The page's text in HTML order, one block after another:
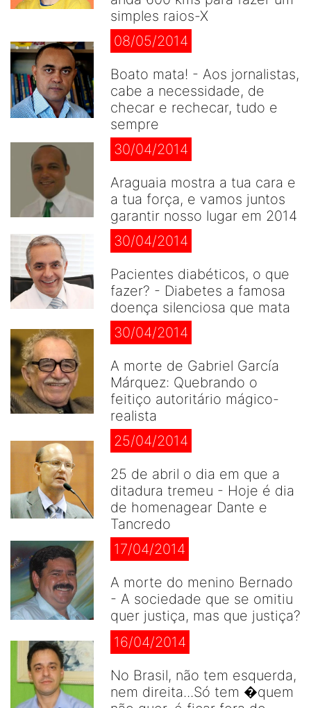
simples raios-X
08/05/2014
Boato mata! - Aos jornalistas,
cabe a necessidade, de
checar e rechecar, tudo e
sempre
30/04/2014
Araguaia mostra a tua cara e
a tua força, e vamos juntos
garantir nosso lugar em 2014
30/04/2014
Pacientes diabéticos, o que
fazer? - Diabetes a famosa
doença silenciosa que mata
30/04/2014
A morte de Gabriel García
Márquez: Quebrando o
feitiço autoritário mágico-
realista
25/04/2014
25 de abril o dia em que a
ditadura tremeu - Hoje é dia
de homenagear Dante e
Tancredo
17/04/2014
A morte do menino Bernado
- A sociedade que se omitiu
quer justiça, mas que justiça?
16/04/2014
No Brasil, não tem esquerda,
nem direita...Só tem �quem